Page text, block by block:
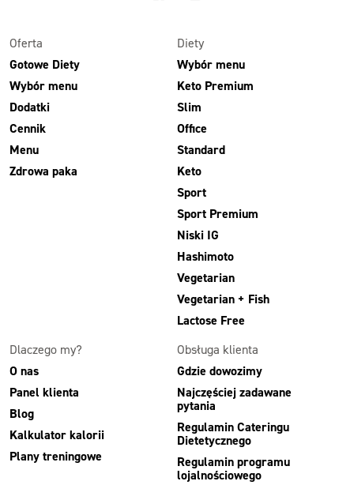
Oferta
Gotowe Diety
Wybór menu
Dodatki
Cennik
Menu
Zdrowa paka
Diety
Wybór menu
Keto Premium
Slim
Office
Standard
Keto
Sport
Sport Premium
Niski IG
Hashimoto
Vegetarian
Vegetarian + Fish
Lactose Free
Dlaczego my?
O nas
Panel klienta
Blog
Kalkulator kalorii
Plany treningowe
Obsługa klienta
Gdzie dowozimy
Najczęściej zadawane
pytania
Regulamin Cateringu
Dietetycznego
Regulamin programu
lojalnościowego